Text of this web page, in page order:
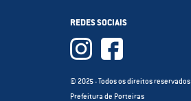
REDES SOCIAIS
© 2025 - Todos os direitos reservados
Prefeitura de Porteiras